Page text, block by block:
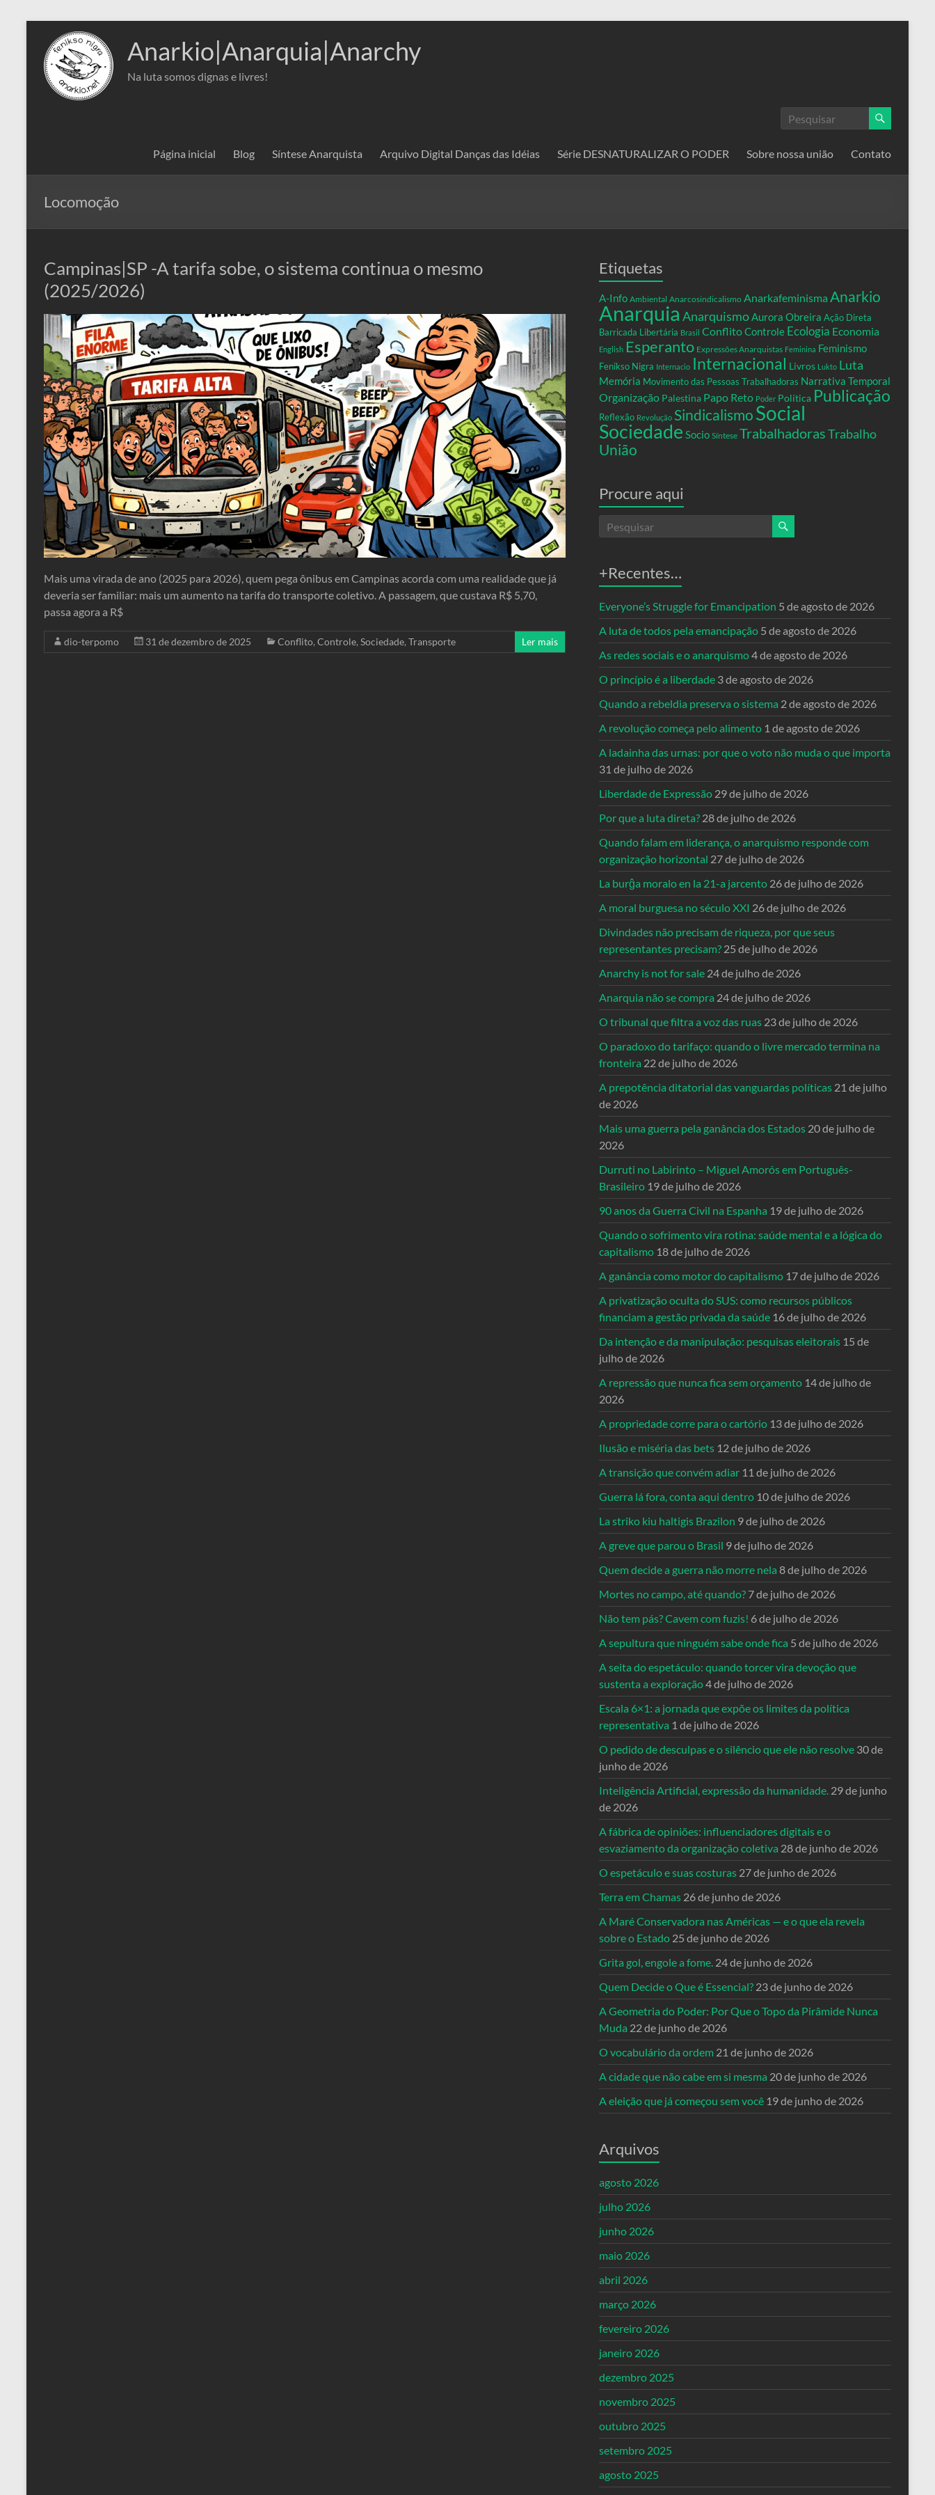
conteúdo
Anarkio|Anarquia|Anarchy
Na luta somos dignas e livres!
Página inicial Blog Síntese Anarquista Arquivo Digital Danças das Idéias Série DESNATURALIZAR O PODER Sobre nossa união Contato
Locomoção
Campinas|SP -A tarifa sobe, o sistema continua o mesmo
(2025/2026)
Mais uma virada de ano (2025 para 2026), quem pega ônibus em Campinas acorda com uma realidade que já
deveria ser familiar: mais um aumento na tarifa do transporte coletivo. A passagem, que custava R$ 5,70,
passa agora a R$
dio-terpomo 31 de dezembro de 2025 Conflito, Controle, Sociedade, Transporte Ler mais
Etiquetas
A-Info Ambiental Anarcosindicalismo Anarkafeminisma Anarkio
Anarquia AnarquismoAurora Obreira Ação Direta
Barricada Libertária Brasil ConflitoControle Ecologia Economia
English Esperanto Expressões Anarquistas Feminina Feminismo
Fenikso Nigra Internacio Internacional Livros Lukto Luta
Memória Movimento das Pessoas Trabalhadoras Narrativa Temporal
Organização Palestina Papo Reto Poder Política Publicação
Reflexão Revolução Sindicalismo Social
Sociedade Socio Síntese TrabalhadorasTrabalho
União
Procure aqui
+Recentes…
Everyone’s Struggle for Emancipation 5 de agosto de 2026
A luta de todos pela emancipação 5 de agosto de 2026
As redes sociais e o anarquismo4 de agosto de 2026
O princípio é a liberdade 3 de agosto de 2026
Quando a rebeldia preserva o sistema 2 de agosto de 2026
A revolução começa pelo alimento 1 de agosto de 2026
A ladainha das urnas: por que o voto não muda o que importa
31 de julho de 2026
Liberdade de Expressão 29 de julho de 2026
Por que a luta direta? 28 de julho de 2026
Quando falam em liderança, o anarquismo responde com
organização horizontal 27 de julho de 2026
La burĝa moralo en la 21-a jarcento 26 de julho de 2026
A moral burguesa no século XXI 26 de julho de 2026
Divindades não precisam de riqueza, por que seus
representantes precisam? 25 de julho de 2026
Anarchy is not for sale 24 de julho de 2026
Anarquia não se compra 24 de julho de 2026
O tribunal que filtra a voz das ruas 23 de julho de 2026
O paradoxo do tarifaço: quando o livre mercado termina na
fronteira 22 de julho de 2026
A prepotência ditatorial das vanguardas políticas 21 de julho
de 2026
Mais uma guerra pela ganância dos Estados 20 de julho de
2026
Durruti no Labirinto – Miguel Amorós em Português-
Brasileiro 19 de julho de 2026
90 anos da Guerra Civil na Espanha 19 de julho de 2026
Quando o sofrimento vira rotina: saúde mental e a lógica do
capitalismo 18 de julho de 2026
A ganância como motor do capitalismo 17 de julho de 2026
A privatização oculta do SUS: como recursos públicos
financiam a gestão privada da saúde 16 de julho de 2026
Da intenção e da manipulação: pesquisas eleitorais 15 de
julho de 2026
A repressão que nunca fica sem orçamento 14 de julho de
2026
A propriedade corre para o cartório 13 de julho de 2026
Ilusão e miséria das bets 12 de julho de 2026
A transição que convém adiar 11 de julho de 2026
Guerra lá fora, conta aqui dentro 10 de julho de 2026
La striko kiu haltigis Brazilon 9 de julho de 2026
A greve que parou o Brasil 9 de julho de 2026
Quem decide a guerra não morre nela 8 de julho de 2026
Mortes no campo, até quando? 7 de julho de 2026
Não tem pás? Cavem com fuzis! 6 de julho de 2026
A sepultura que ninguém sabe onde fica 5 de julho de 2026
A seita do espetáculo: quando torcer vira devoção que
sustenta a exploração4 de julho de 2026
Escala 6×1: a jornada que expõe os limites da política
representativa 1 de julho de 2026
O pedido de desculpas e o silêncio que ele não resolve 30 de
junho de 2026
Inteligência Artificial, expressão da humanidade. 29 de junho
de 2026
A fábrica de opiniões: influenciadores digitais e o
esvaziamento da organização coletiva 28 de junho de 2026
O espetáculo e suas costuras 27 de junho de 2026
Terra em Chamas 26 de junho de 2026
A Maré Conservadora nas Américas — e o que ela revela
sobre o Estado 25 de junho de 2026
Grita gol, engole a fome. 24 de junho de 2026
Quem Decide o Que é Essencial? 23 de junho de 2026
A Geometria do Poder: Por Que o Topo da Pirâmide Nunca
Muda 22 de junho de 2026
O vocabulário da ordem 21 de junho de 2026
A cidade que não cabe em si mesma 20 de junho de 2026
A eleição que já começou sem você 19 de junho de 2026
Arquivos
agosto 2026
julho 2026
junho 2026
maio 2026
abril 2026
março 2026
fevereiro 2026
janeiro 2026
dezembro 2025
novembro 2025
outubro 2025
setembro 2025
agosto 2025